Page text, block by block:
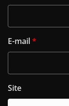
E-mail*
Site